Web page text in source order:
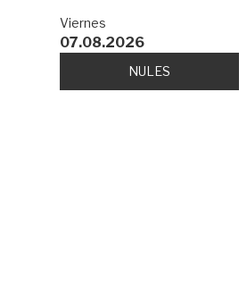
Viernes
07.08.2026
NULES